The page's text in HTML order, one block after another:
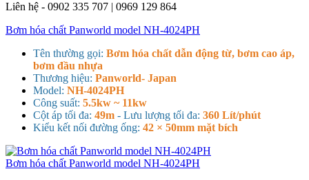
Liên hệ - 0902 335 707 | 0969 129 864
Bơm hóa chất Panworld model NH-4024PH
Tên thường gọi: Bơm hóa chất dẫn động từ, bơm cao áp,
bơm đầu nhựa
Thương hiệu: Panworld- Japan
Model: NH-4024PH
Công suất: 5.5kw ~ 11kw
Cột áp tối đa: 49m - Lưu lượng tối đa: 360 Lít/phút
Kiểu kết nối đường ống: 42 × 50mm mặt bích
Bơm hóa chất Panworld model NH-4024PH